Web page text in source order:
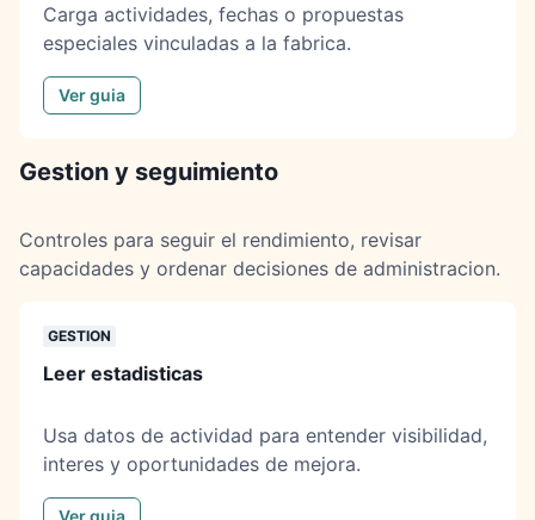
Carga actividades, fechas o propuestas
especiales vinculadas a la fabrica.
Ver guia
Gestion y seguimiento
Controles para seguir el rendimiento, revisar
capacidades y ordenar decisiones de administracion.
GESTION
Leer estadisticas
Usa datos de actividad para entender visibilidad,
interes y oportunidades de mejora.
Ver guia